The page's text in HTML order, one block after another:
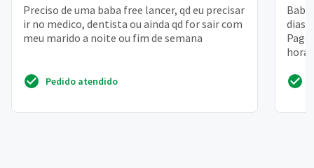
Preciso de uma baba free lancer, qd eu precisar
ir no medico, dentista ou ainda qd for sair com
meu marido a noite ou fim de semana
Pedido atendido
dias
Pago
horas